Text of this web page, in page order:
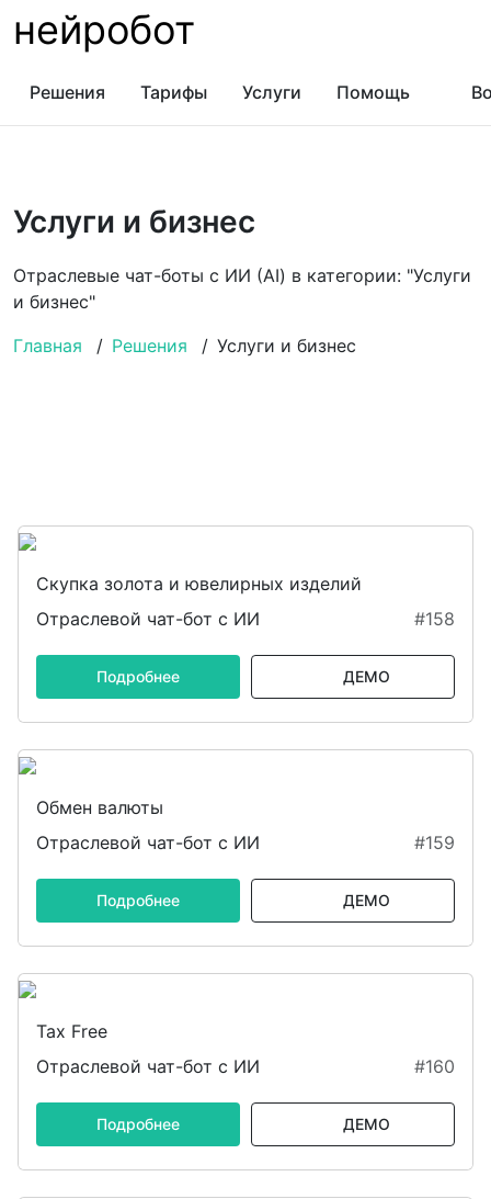
нейробот
Решения Тарифы Услуги Помощь
Услуги и бизнес
Отраслевые чат-боты с ИИ (AI) в категории: "Услуги
и бизнес"
Главная
/ Решения / Услуги и бизнес
Скупка золота и ювелирных изделий
Отраслевой чат-бот с ИИ
#158
Подробнее ДЕМО
Обмен валюты
Отраслевой чат-бот с ИИ
#159
Подробнее ДЕМО
Tax Free
Отраслевой чат-бот с ИИ
#160
Подробнее ДЕМО